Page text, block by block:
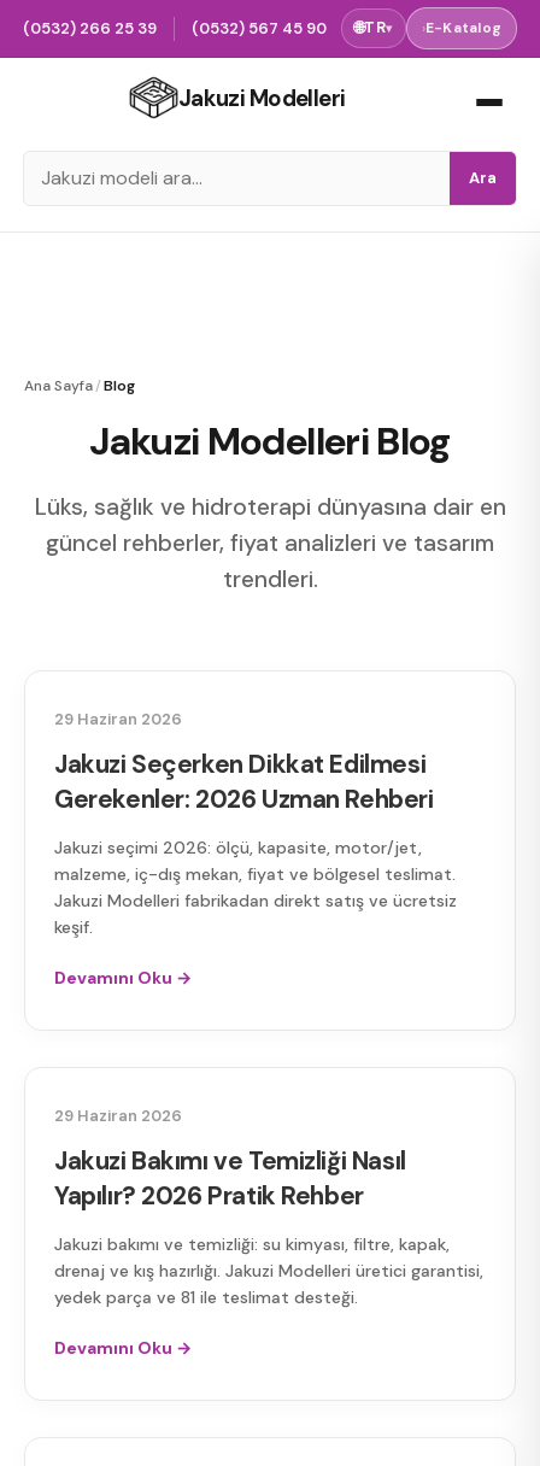
(0532) 266 25 39 (0532) 567 45 90 🌐TR▾ ›E-Katalog
Jakuzi Modelleri
Ara
Ana Sayfa/Blog
Jakuzi Modelleri Blog
Lüks, sağlık ve hidroterapi dünyasına dair en
güncel rehberler, fiyat analizleri ve tasarım
trendleri.
29 Haziran 2026
Jakuzi Seçerken Dikkat Edilmesi
Gerekenler: 2026 Uzman Rehberi
Jakuzi seçimi 2026: ölçü, kapasite, motor/jet,
malzeme, iç-dış mekan, fiyat ve bölgesel teslimat.
Jakuzi Modelleri fabrikadan direkt satış ve ücretsiz
keşif.
Devamını Oku →
29 Haziran 2026
Jakuzi Bakımı ve Temizliği Nasıl
Yapılır? 2026 Pratik Rehber
Jakuzi bakımı ve temizliği: su kimyası, filtre, kapak,
drenaj ve kış hazırlığı. Jakuzi Modelleri üretici garantisi,
yedek parça ve 81 ile teslimat desteği.
Devamını Oku →